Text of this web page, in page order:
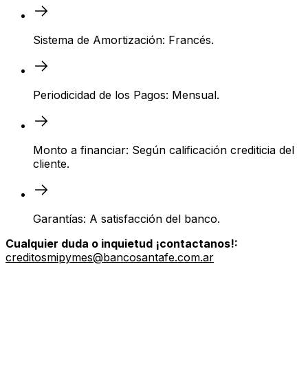
Sistema de Amortización: Francés.
Periodicidad de los Pagos: Mensual.
Monto a financiar: Según calificación crediticia del
cliente.
Garantías: A satisfacción del banco.
Cualquier duda o inquietud ¡contactanos!:
creditosmipymes@bancosantafe.com.ar